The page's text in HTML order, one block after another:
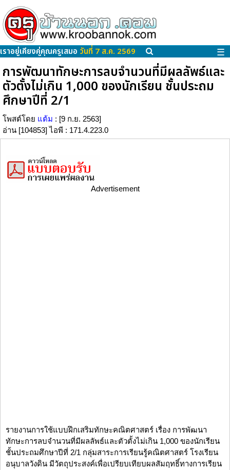
เราอยู่เคียงคู่คุณครูเสมอ วันที่ 7 ส.ค. 2569 ☰
การพัฒนาทักษะการลบจำนวนที่มีผลลัพธ์และ
ตัวตั้งไม่เกิน 1,000 ของนักเรียน ชั้นประถม
ศึกษาปีที่ 2/1
โพสต์โดย แต้ม : [9 ก.ย. 2563]
อ่าน [104853] ไอพี : 171.4.223.0
Advertisement
รายงานการใช้แบบฝึกเสริมทักษะคณิตศาสตร์ เรื่อง การพัฒนา
ทักษะการลบจำนวนที่มีผลลัพธ์และตัวตั้งไม่เกิน 1,000 ของนักเรียน
ชั้นประถมศึกษาปีที่ 2/1 กลุ่มสาระการเรียนรู้คณิตศาสตร์ โรงเรียน
อนุบาลวังดิน มีวัตถุประสงค์เพื่อเปรียบเทียบผลสัมฤทธิ์ทางการเรียน